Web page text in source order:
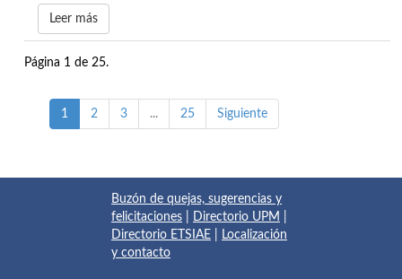
Leer más
Página 1 de 25.
1 2 3 ... 25 Siguiente
Buzón de quejas, sugerencias y
felicitaciones
Directorio UPM
Directorio ETSIAE
Localización
y contacto